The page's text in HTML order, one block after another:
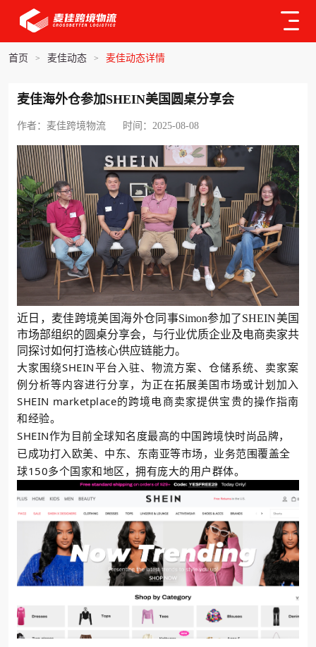
首页 > 麦佳动态 > 麦佳动态详情
麦佳海外仓参加SHEIN美国圆桌分享会
作者：麦佳跨境物流 时间：2025-08-08
近日，麦佳跨境美国海外仓同事Simon参加了SHEIN美国
市场部组织的圆桌分享会，与行业优质企业及电商卖家共
同探讨如何打造核心供应链能力。
大家围绕SHEIN平台入驻、物流方案、仓储系统、卖家案
例分析等内容进行分享，为正在拓展美国市场或计划加入
SHEIN marketplace的跨境电商卖家提供宝贵的操作指南
和经验。
SHEIN作为目前全球知名度最高的中国跨境快时尚品牌，
已成功打入欧美、中东、东南亚等市场，业务范围覆盖全
球150多个国家和地区，拥有庞大的用户群体。